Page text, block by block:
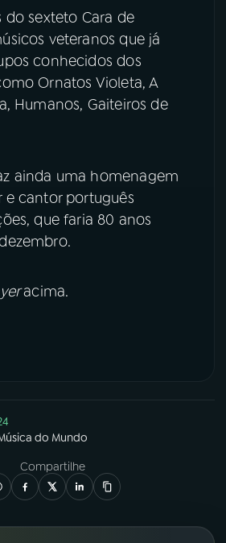
X
do sexteto Cara de
veteranos que já
conhecidos dos
Ornatos Violeta, A
Humanos, Gaiteiros de
ainda uma homenagem
cantor português
que faria 80 anos
acima.
do Mundo
Compartilhe